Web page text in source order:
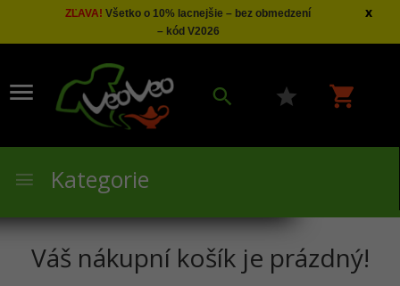
ZĽAVA! Všetko o 10% lacnejšie – bez obmedzení
– kód V2026
x
Kategorie
Váš nákupní košík je prázdný!